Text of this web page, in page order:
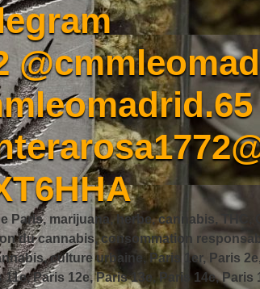
Paris, marijuana, herbe, cannabis,
du cannabis, consommation
culture urbaine, Paris 1er, Paris
Paris 12e, Paris 13e, Paris 14e,